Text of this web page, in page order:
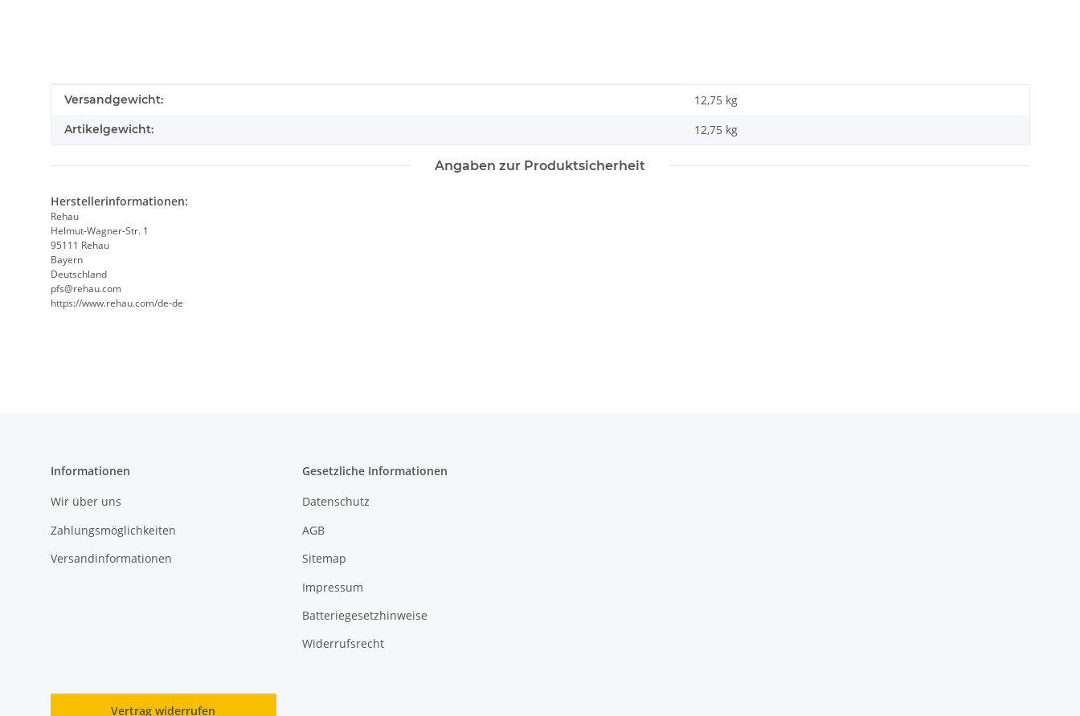
Produkteigenschaft
Wert
Versandgewicht: 12,75 kg
Artikelgewicht: 12,75 kg
Angaben zur Produktsicherheit
Herstellerinformationen:
Rehau
Helmut-Wagner-Str. 1
95111 Rehau
Bayern
Deutschland
pfs@rehau.com
https://www.rehau.com/de-de
Informationen
Wir über uns
Zahlungsmöglichkeiten
Versandinformationen
Gesetzliche Informationen
Datenschutz
AGB
Sitemap
Impressum
Batteriegesetzhinweise
Widerrufsrecht
Vertrag widerrufen